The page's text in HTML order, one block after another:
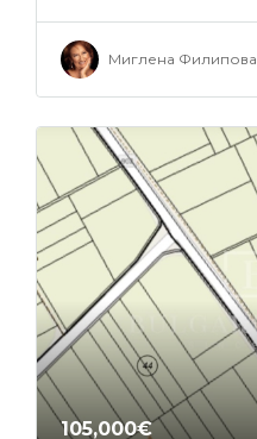
Миглена Филипова
105,000€